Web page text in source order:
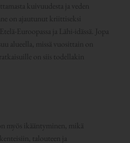
kuivuudesta ja veden
on ajautunut kriittiseksi
Euroopassa ja Lähi-idässä. Jopa
alueella, missä vuosittain on
on siis todellakin
myös ikääntyminen, mikä
talouteen ja